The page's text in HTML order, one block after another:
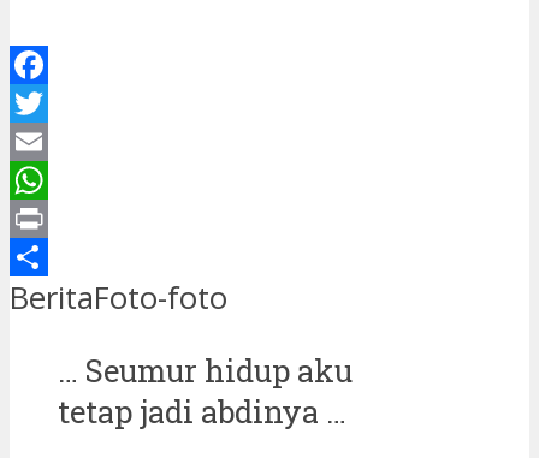
Facebook
Twitter
Email
WhatsApp
Print
Share
BeritaFoto-foto
… Seumur hidup aku
tetap jadi abdinya …